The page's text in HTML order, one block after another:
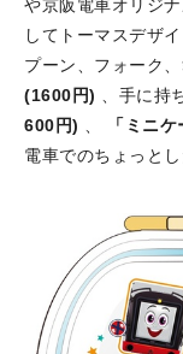
や京阪電車オリジ
してトーマスデザ
プーン、フォーク
(1600円) 、手に持
600円)
「ミニ
電車でのちょっと